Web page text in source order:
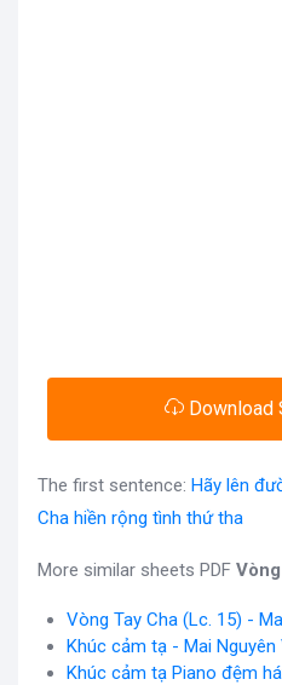
Download
The first sentence: Hãy lên
Cha hiền rộng tình thứ tha
More similar sheets PDF
Vòng Tay Cha (Lc. 15) -
Khúc cảm tạ - Mai Nguyên
Khúc cảm tạ Piano đệm